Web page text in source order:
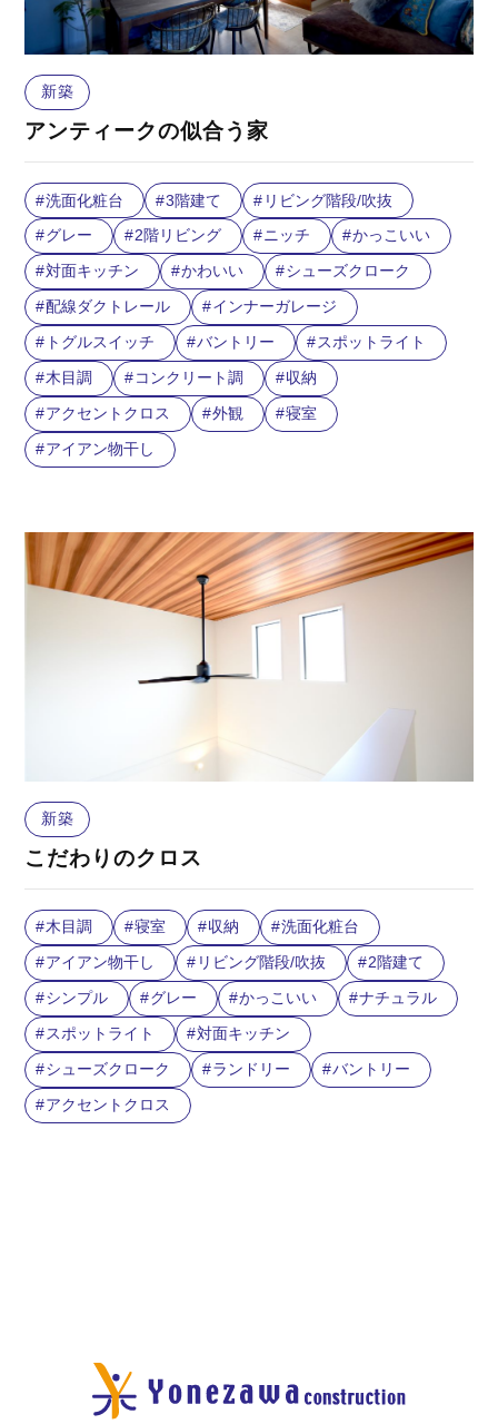
新築
アンティークの似合う家
洗面化粧台 3階建て
リビング階段/吹抜
グレー
2階リビング ニッチ
かっこいい
対面キッチン
かわいい
シューズクローク
配線ダクトレール
インナーガレージ
トグルスイッチ
バントリー
スポットライト
木目調
コンクリート調
収納
アクセントクロス
外観
寝室
アイアン物干し
新築
こだわりのクロス
木目調 寝室 収納
洗面化粧台
アイアン物干し
リビング階段/吹抜
2階建て
シンプル
グレー かっこいい
ナチュラル
スポットライト
対面キッチン
シューズクローク
ランドリー
バントリー
アクセントクロス